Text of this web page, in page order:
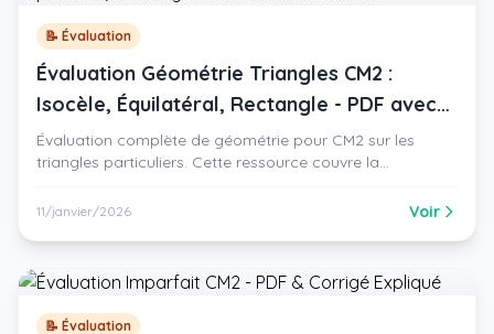
📝 Évaluation
Évaluation Géométrie Triangles CM2 :
Isocèle, Équilatéral, Rectangle - PDF avec
Correction
Évaluation complète de géométrie pour CM2 sur les
triangles particuliers. Cette ressource couvre la
quelconque) et leur construction précise aux instruments
11/janvier/2026 Voir
📝 Évaluation